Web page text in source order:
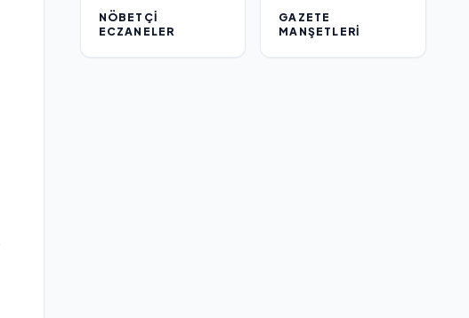
NÖBETÇI
ECZANELER
GAZETE
MANŞETLERI